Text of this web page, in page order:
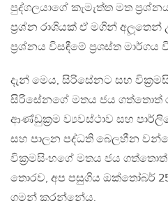
පුද්ගලයාගේ කැමැත්ත මත
ප‍්‍රශ්න රාශියක් ඒ මගින් අලූතෙන්
ප‍්‍රශ්නය විසඳීමේ ප‍්‍රශස්ත
දැන් මෙය, සිරිසේනට සහ
සිරිසේනගේ මතය ජය ගත්තොත්
ආණ්ඩුක‍්‍රම ව්‍යවස්ථාව සහ
සහ පාලන පද්ධති බෙලහීන
වික‍්‍රමසිංහගේ මතය ජය
තොරව, අප පසුගිය ඔක්තෝබර්
ගමන් කරන්නේය.